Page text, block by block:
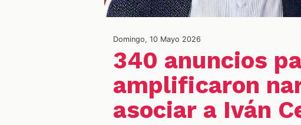
Domingo, 10 Mayo 2026
340 anuncios
amplificaron
asociar a Iván